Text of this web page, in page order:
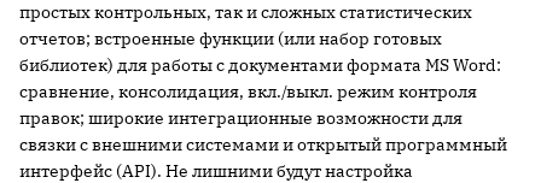
простых контрольных, так и сложных статистических
отчетов; встроенные функции (или набор готовых
библиотек) для работы с документами формата MS Word:
сравнение, консолидация, вкл./выкл. режим контроля
правок; широкие интеграционные возможности для
связки с внешними системами и открытый программный
интерфейс (API). Не лишними будут настройка